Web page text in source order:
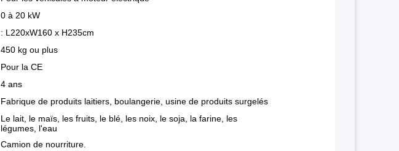
0 à 20 kW
: L220xW160 x H235cm
450 kg ou plus
Pour la CE
4 ans
Fabrique de produits laitiers, boulangerie, usine de produits surgelés
Le lait, le maïs, les fruits, le blé, les noix, le soja, la farine, les
légumes, l'eau
Camion de nourriture.